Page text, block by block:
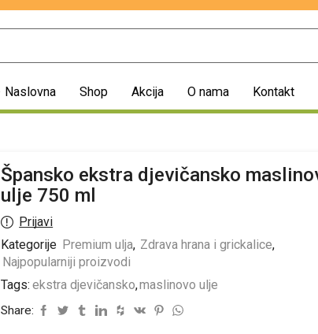
Naslovna Shop Akcija O nama Kontakt
Špansko ekstra djevičansko
ulje 750 ml
Prijavi
Kategorije Premium ulja, Zdrava hrana i grickalice,
Najpopularniji proizvodi
Tags: ekstra djevičansko,maslinovo ulje
Share: